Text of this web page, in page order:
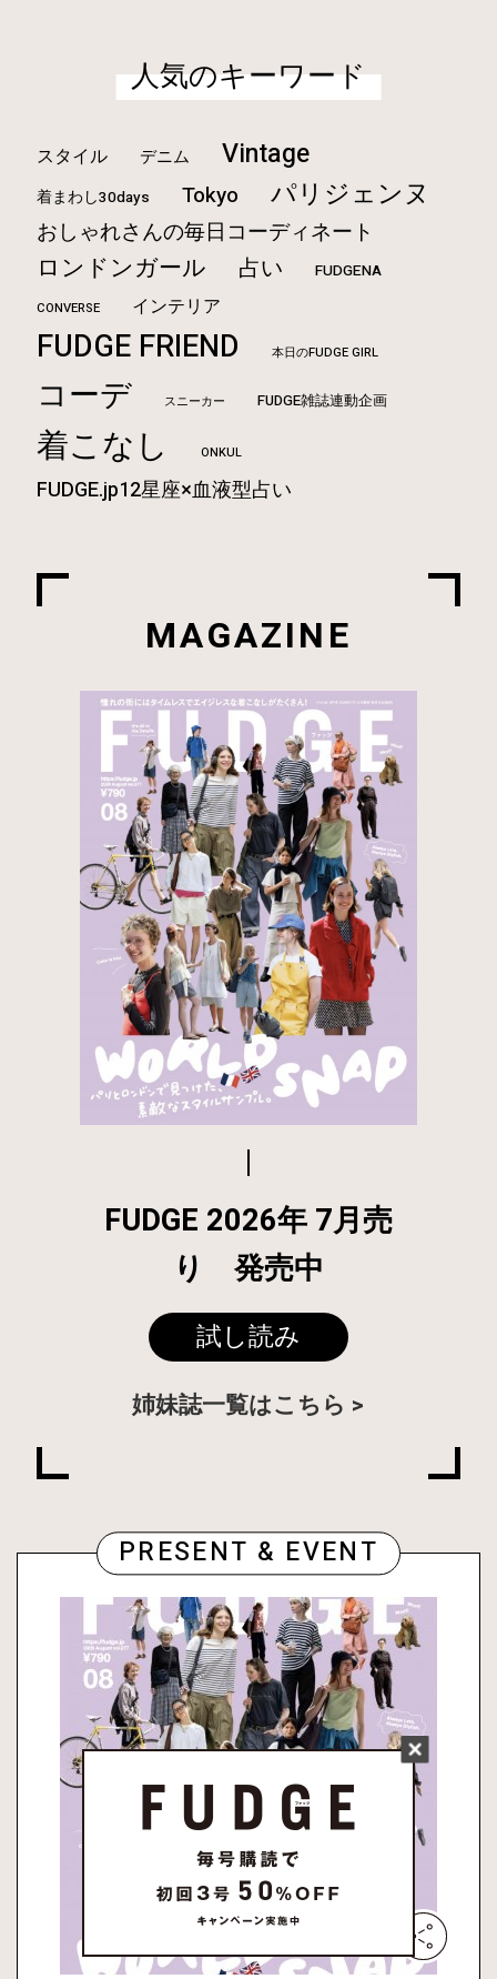
人気のキーワード
スタイル デニム Vintage
着まわし30days Tokyo パリジェンヌ
おしゃれさんの毎日コーディネート
ロンドンガール 占い FUDGENA
CONVERSE インテリア
FUDGE FRIEND 本日のFUDGE GIRL
コーデ スニーカー FUDGE雑誌連動企画
着こなし ONKUL
FUDGE.jp12星座×血液型占い
MAGAZINE
FUDGE 2026年 7月売
り 発売中
試し読み
姉妹誌一覧はこちら
PRESENT & EVENT